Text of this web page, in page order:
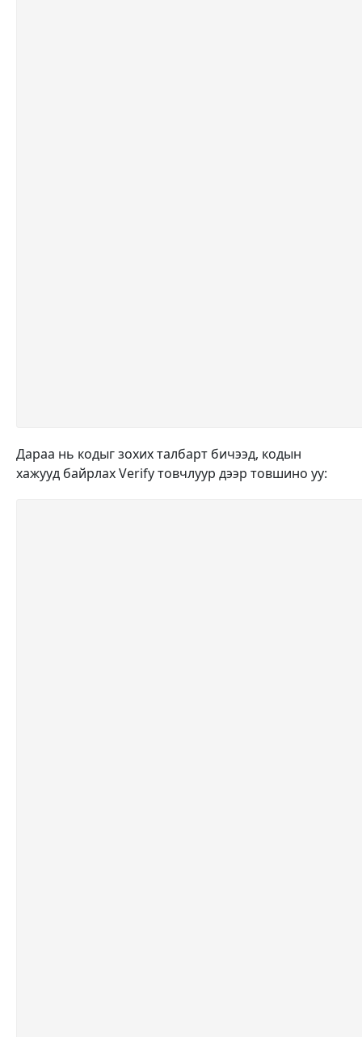
Дараа нь кодыг зохих талбарт бичээд, кодын
хажууд байрлах Verify товчлуур дээр товшино уу: